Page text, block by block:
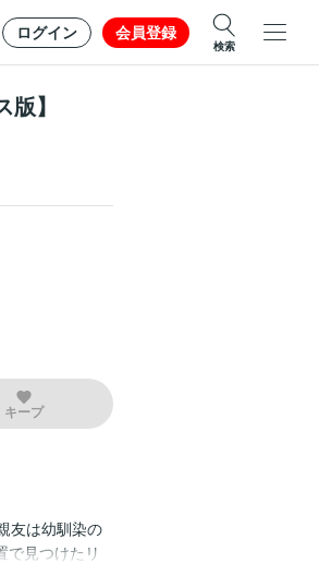
ログイン 会員登録
検索
】
キープ
友は幼馴染の
で見つけたリ
メラを回し